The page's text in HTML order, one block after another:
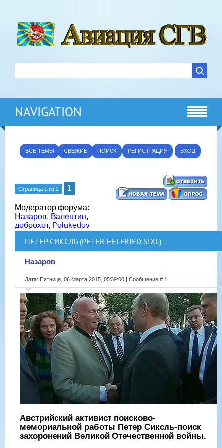
NAVIGATION
ВСЕ ТЕМЫ СВЕЖИЕ ПОИСК РЕГИСТРАЦИЯ ВХОД
Страница 1 из 1 1
Модератор форума:
Назаров, Валентин,
доброхот, Polukedov
ПЕТЕР СИКСЛЬ (PETER HELFRIED SIXL)
Назаров
Дата: Пятница, 06 Марта 2015, 05:39:00 | Сообщение # 1
Австрийский активист поисково-
мемориальной работы Петер Сиксль-поиск
захоронений Великой Отечественной войны.